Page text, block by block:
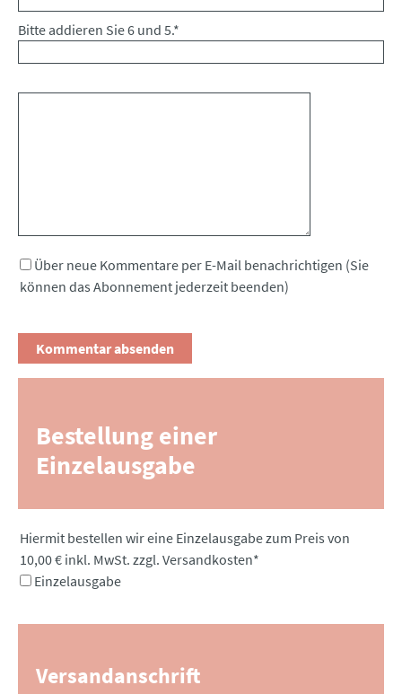
Bitte addieren Sie 6 und 5.*
Über neue Kommentare per E-Mail benachrichtigen (Sie
können das Abonnement jederzeit beenden)
Bestellung einer
Einzelausgabe
Pflichtfeld
Hiermit bestellen wir eine Einzelausgabe zum Preis von
10,00 € inkl. MwSt. zzgl. Versandkosten*
Einzelausgabe
Versandanschrift